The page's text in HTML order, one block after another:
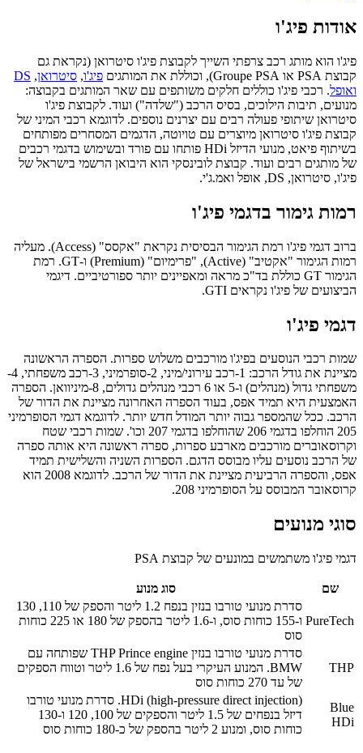
אודות פיג'ו
פיג'ו הוא מותג רכב צרפתי השייך לקבוצת פיג'ו סיטרואן (נקראת גם
קבוצת PSA או Groupe PSA), וכוללת את המותגים
פיג'ו, סיטרואן,
DS
ואופל. רכבי פיג'ו כוללים חלקים משותפים עם שאר המותגים בקבוצה:
מנועים, תיבות הילוכים, בסיס הרכב ("שלדה") ועוד. לקבוצת פיג'ו
סיטרואן שיתופי פעולה רבים עם יצרנים נוספים. לדוגמא רכבי המיני של
קבוצת פיג'ו סיטרואן מיוצרים עם טויוטה, הדגמים המסחרים מפותחים
בשיתוף פיאט, מנועי הדיזל HDi פותחו עם פורד ובשימוש בדגמי רכבים
של מותגים רבים ועוד. קבוצת לובינסקי הוא היבואן הרשמי בישראל של
פיג'ו, סיטרואן, DS, אופל ואמ.ג'י.
רמות גימור בדגמי פיג'ו
ברוב דגמי פיג'ו רמת הגימור הבסיסית נקראת "אקסס" (Access). מעליה
רמות הגימור "אקטיב" (Active), "פרימיום" (Premium) ו-GT. רמת
הגימור GT כוללת בד"כ מראה ומאפיינים יותר ספורטיביים. דיגמי
הביצועים של פיג'ו נקראים GTI.
דגמי פיג'ו
שמות רכבי הנוסעים בפיג'ו מורכבים משלוש ספרות. הספרה הראשונה
מציינת את גודל הרכב: 1-רכב עירוני/מיני, 2-סופרמיני, 3-רכב משפחתי, 4-
משפחתי גדול (מנהלים) ו-5 או 6 רכבי מנהלים גדולים, 8-מיניוואן. הספרה
האמצעית היא תמיד אפס, בעוד הספרה האחרונה מציינת את הדור של
הרכב. ככל שהמספר גבוה יותר המודל חדש יותר. לדוגמא דגמי הסופרמיני
205 הוחלפו בדגמי 206 שהוחלפו בדגמי 207 וכו'. שמות רכבי שטח
וקרוסאוברים מורכבים מארבע ספרות, ספרה ראשונה היא אותה ספרה
של הרכב נוסעים עליו מבוסס הדגם. הספרות השניה והשלישית תמיד
אפס, והספרה הרביעית מציינת את הדור של הרכב. לדוגמא 2008 הוא
קרוסאובר המבוסס על הסופרמיני 208.
סוגי מנועים
דגמי פיג'ו משתמשים במונעים של קבוצת PSA
שם סוג מנוע
PureTech
סדרת מנועי טורבו בנזין בנפח 1.2 ליטר והספק של 110, 130
ו-155 כוחות סוס, ו-1.6 ליטר בהספק של 180 או 225 כוחות
סוס
THP
סדרת מנועי טורבו בנזין THP Prince engine שפותחה עם
BMW. המנוע העיקרי בעל נפח של 1.6 ליטר וטווח הספקים
של עד 270 כוחות סוס
Blue
HDi
HDi (high-pressure direct injection). סדרת מנועי טורבו
דיזל בנפחים של 1.5 ליטר והספקים של 100, 120 ו-130
כוחות סוס, ומנוע 2 ליטר בהספק של כ-180 כוחות סוס